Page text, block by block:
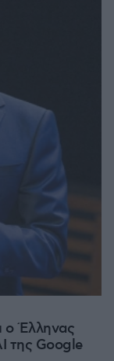
ο Έλληνας
της Google